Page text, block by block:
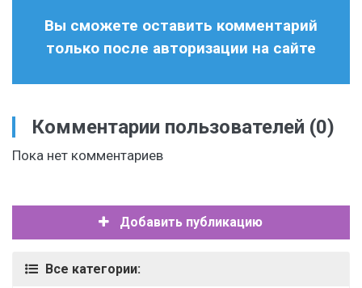
Вы сможете оставить комментарий
только после авторизации на сайте
Комментарии пользователей (0)
Пока нет комментариев
Добавить публикацию
Все категории: